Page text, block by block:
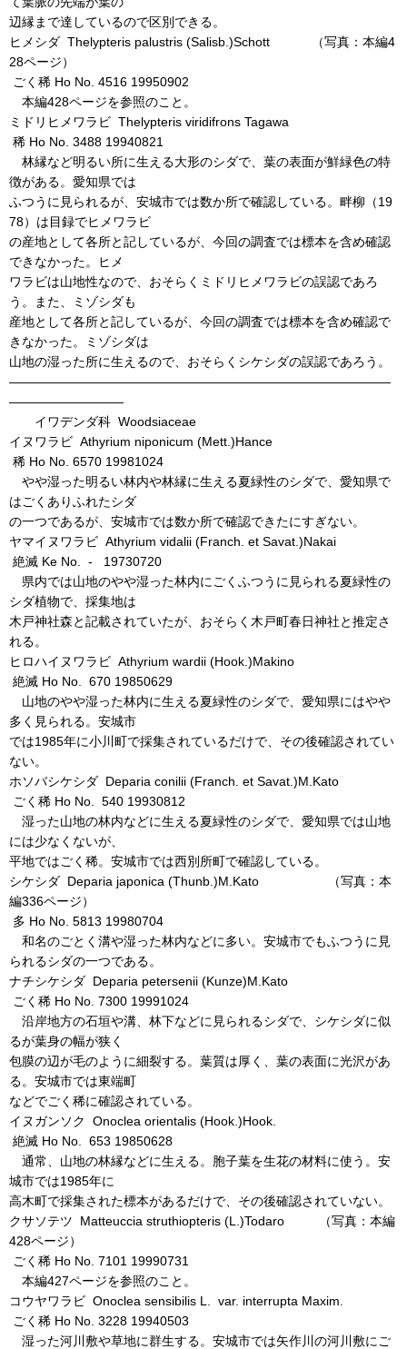
辺縁まで達しているので区別できる。
ヒメシダ Thelypteris palustris (Salisb.)Schott （写真：本編4
28ページ）
ごく稀 Ho No. 4516 19950902
本編428ページを参照のこと。
ミドリヒメワラビ Thelypteris viridifrons Tagawa
稀 Ho No. 3488 19940821
林縁など明るい所に生える大形のシダで、葉の表面が鮮緑色の特
徴がある。愛知県では
ふつうに見られるが、安城市では数か所で確認している。畔柳（19
78）は目録でヒメワラビ
の産地として各所と記しているが、今回の調査では標本を含め確認
できなかった。ヒメ
ワラビは山地性なので、おそらくミドリヒメワラビの誤認であろ
う。また、ミゾシダも
産地として各所と記しているが、今回の調査では標本を含め確認で
きなかった。ミゾシダは
山地の湿った所に生えるので、おそらくシケシダの誤認であろう。
――――――――――――――――――――――――――――――
―――――――――
イワデンダ科 Woodsiaceae
イヌワラビ Athyrium niponicum (Mett.)Hance
稀 Ho No. 6570 19981024
やや湿った明るい林内や林縁に生える夏緑性のシダで、愛知県で
はごくありふれたシダ
の一つであるが、安城市では数か所で確認できたにすぎない。
ヤマイヌワラビ Athyrium vidalii (Franch. et Savat.)Nakai
絶滅 Ke No. - 19730720
県内では山地のやや湿った林内にごくふつうに見られる夏緑性の
シダ植物で、採集地は
木戸神社森と記載されていたが、おそらく木戸町春日神社と推定さ
れる。
ヒロハイヌワラビ Athyrium wardii (Hook.)Makino
絶滅 Ho No. 670 19850629
山地のやや湿った林内に生える夏緑性のシダで、愛知県にはやや
多く見られる。安城市
では1985年に小川町で採集されているだけで、その後確認されてい
ない。
ホソバシケシダ Deparia conilii (Franch. et Savat.)M.Kato
ごく稀 Ho No. 540 19930812
湿った山地の林内などに生える夏緑性のシダで、愛知県では山地
には少なくないが、
平地ではごく稀。安城市では西別所町で確認している。
シケシダ Deparia japonica (Thunb.)M.Kato （写真：本
編336ページ）
多 Ho No. 5813 19980704
和名のごとく溝や湿った林内などに多い。安城市でもふつうに見
られるシダの一つである。
ナチシケシダ Deparia petersenii (Kunze)M.Kato
ごく稀 Ho No. 7300 19991024
沿岸地方の石垣や溝、林下などに見られるシダで、シケシダに似
るが葉身の幅が狭く
包膜の辺が毛のように細裂する。葉質は厚く、葉の表面に光沢があ
る。安城市では東端町
などでごく稀に確認されている。
イヌガンソク Onoclea orientalis (Hook.)Hook.
絶滅 Ho No. 653 19850628
通常、山地の林縁などに生える。胞子葉を生花の材料に使う。安
城市では1985年に
高木町で採集された標本があるだけで、その後確認されていない。
クサソテツ Matteuccia struthiopteris (L.)Todaro （写真：本編
428ページ）
ごく稀 Ho No. 7101 19990731
本編427ページを参照のこと。
コウヤワラビ Onoclea sensibilis L. var. interrupta Maxim.
ごく稀 Ho No. 3228 19940503
湿った河川敷や草地に群生する。安城市では矢作川の河川敷にご